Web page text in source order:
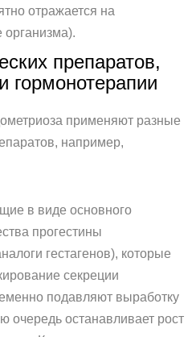
отражается на
препаратов,
гормонотерапии
применяют разные
например,
в виде основного
прогестины
гестагенов), которые
секреции
подавляют выработку
очередь останавливает рост